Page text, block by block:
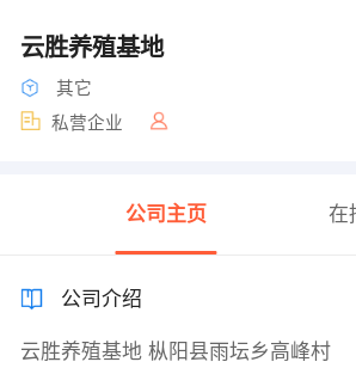
云胜养殖基地
其它
私营企业
公司主页 在
公司介绍
云胜养殖基地 枞阳县雨坛乡高峰村